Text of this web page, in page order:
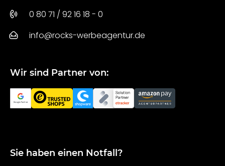
0 80 71 / 92 16 18 - 0
info@rocks-werbeagentur.de
Wir sind Partner von:
Sie haben einen Notfall?